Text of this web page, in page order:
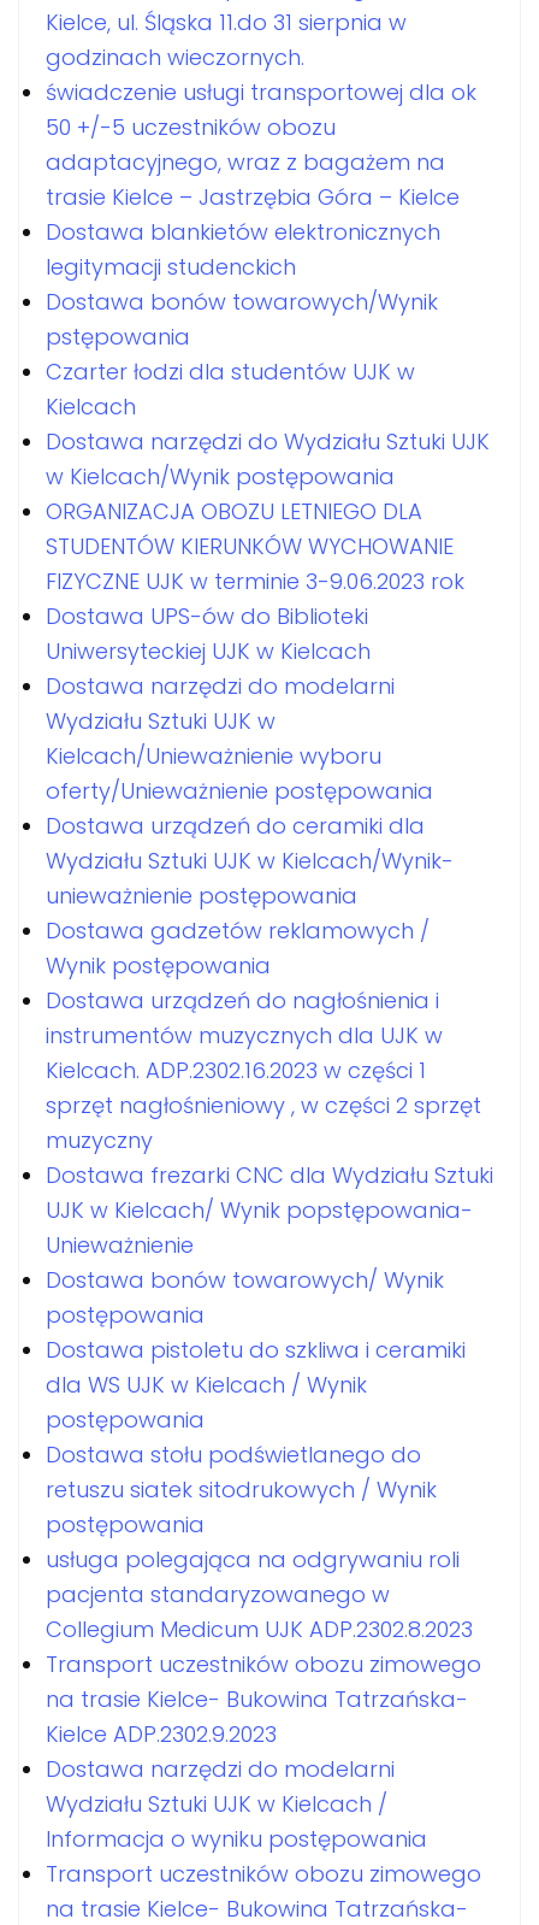
Kielce, ul. Śląska 11.do 31 sierpnia w
godzinach wieczornych.
świadczenie usługi transportowej dla ok
50 +/-5 uczestników obozu
adaptacyjnego, wraz z bagażem na
trasie Kielce – Jastrzębia Góra – Kielce
Dostawa blankietów elektronicznych
legitymacji studenckich
Dostawa bonów towarowych/Wynik
pstępowania
Czarter łodzi dla studentów UJK w
Kielcach
Dostawa narzędzi do Wydziału Sztuki UJK
w Kielcach/Wynik postępowania
ORGANIZACJA OBOZU LETNIEGO DLA
STUDENTÓW KIERUNKÓW WYCHOWANIE
FIZYCZNE UJK w terminie 3-9.06.2023 rok
Dostawa UPS-ów do Biblioteki
Uniwersyteckiej UJK w Kielcach
Dostawa narzędzi do modelarni
Wydziału Sztuki UJK w
Kielcach/Unieważnienie wyboru
oferty/Unieważnienie postępowania
Dostawa urządzeń do ceramiki dla
Wydziału Sztuki UJK w Kielcach/Wynik-
unieważnienie postępowania
Dostawa gadzetów reklamowych /
Wynik postępowania
Dostawa urządzeń do nagłośnienia i
instrumentów muzycznych dla UJK w
Kielcach. ADP.2302.16.2023 w części 1
sprzęt nagłośnieniowy , w części 2 sprzęt
muzyczny
Dostawa frezarki CNC dla Wydziału Sztuki
UJK w Kielcach/ Wynik popstępowania-
Unieważnienie
Dostawa bonów towarowych/ Wynik
postępowania
Dostawa pistoletu do szkliwa i ceramiki
dla WS UJK w Kielcach / Wynik
postępowania
Dostawa stołu podświetlanego do
retuszu siatek sitodrukowych / Wynik
postępowania
usługa polegająca na odgrywaniu roli
pacjenta standaryzowanego w
Collegium Medicum UJK ADP.2302.8.2023
Transport uczestników obozu zimowego
na trasie Kielce- Bukowina Tatrzańska-
Kielce ADP.2302.9.2023
Dostawa narzędzi do modelarni
Wydziału Sztuki UJK w Kielcach /
Informacja o wyniku postępowania
Transport uczestników obozu zimowego
na trasie Kielce- Bukowina Tatrzańska-